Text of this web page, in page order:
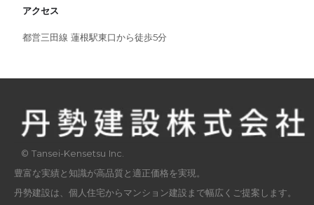
アクセス
都営三田線 蓮根駅東口から徒歩5分
©︎ Tansei-Kensetsu Inc.
豊富な実績と知識が高品質と適正価格を実現。
丹勢建設は、個人住宅からマンション建設まで幅広くご提案します。